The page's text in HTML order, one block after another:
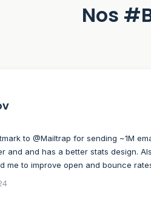
Nos
to @Mailtrap for sending ~1M
and and has a better stats design.
me to improve open and bounce